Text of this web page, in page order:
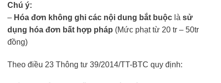
Chú ý:
– Hóa đơn không ghi các nội dung bắt buộc là sử
dụng hóa đơn bất hợp pháp (Mức phạt từ 20 tr – 50tr
đồng)
Theo điều 23 Thông tư 39/2014/TT-BTC quy định: